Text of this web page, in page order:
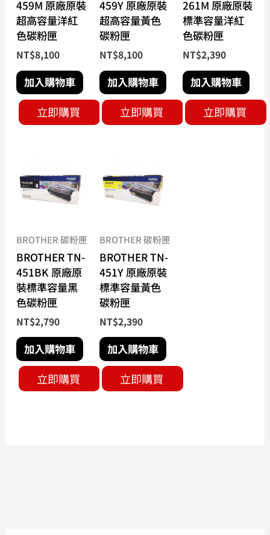
459M 原廠原裝
超高容量洋紅
色碳粉匣
NT$8,100
加入購物車
立即購買
459Y 原廠原裝
超高容量黃色
碳粉匣
NT$8,100
加入購物車
立即購買
261M 原廠原裝
標準容量洋紅
色碳粉匣
NT$2,390
加入購物車
立即購買
BROTHER 碳粉匣
BROTHER TN-
451BK 原廠原
裝標準容量黑
色碳粉匣
NT$2,790
加入購物車
立即購買
BROTHER 碳粉匣
BROTHER TN-
451Y 原廠原裝
標準容量黃色
碳粉匣
NT$2,390
加入購物車
立即購買